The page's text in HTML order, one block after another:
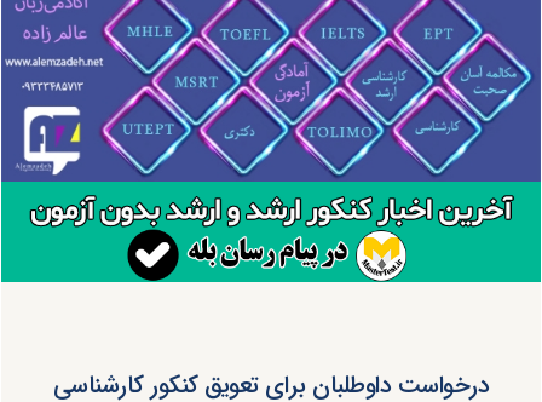
درخواست داوطلبان برای تعویق کنکور کارشناسی